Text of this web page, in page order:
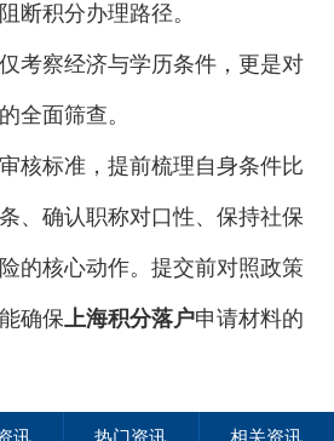
断积分办理路径。
察经济与学历条件，更是对
全面筛查。
标准，提前梳理自身条件比
、确认职称对口性、保持社保
的核心动作。提交前对照政策
确保上海积分落户申请材料的
讯 热门资讯 相关资讯